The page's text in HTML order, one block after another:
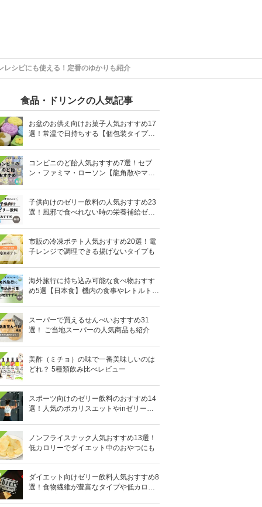
レシピにも使える！定番のゆかりも紹介
食品・ドリンクの人気記事
お盆のお供え向けお菓子人気おすすめ17
選！常温で日持ちする【個包装タイプ
コンビニのど飴人気おすすめ7選！セブ
ン・ファミマ・ローソン【龍角散やマヌ
子供向けのゼリー飲料の人気おすすめ23
選！風邪で食べれない時の栄養補給ゼリ
市販の冷凍ポテト人気おすすめ20選！電
子レンジで調理できる揚げないタイプも
海外旅行に持ち込み可能な食べ物おすす
め5選【日本食】機内の食事やレトルト食
スーパーで買えるせんべいおすすめ31
選！ ご当地スーパーの人気商品も紹介
美酢（ミチョ）の味で一番美味しいのは
どれ？ 5種類飲み比べレビュー
スポーツ向けのゼリー飲料のおすすめ14
選！人気のポカリスエットやinゼリーな
ノンフライスナック人気おすすめ13選！
低カロリーでダイエット中のおやつにも
ダイエット向けゼリー飲料人気おすすめ8
選！食物繊維が豊富なタイプや低カロリ